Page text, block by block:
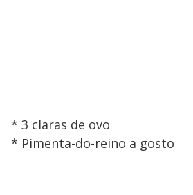
* 3 claras de ovo
* Pimenta-do-reino a gosto